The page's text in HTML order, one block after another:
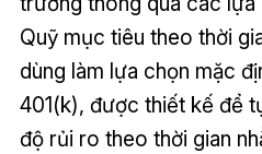
Quỹ mục tiêu theo thời
dùng làm lựa chọn mặc
401(k), được thiết kế để
độ rủi ro theo thời gian